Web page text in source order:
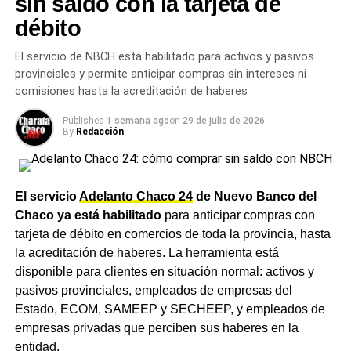
seguí CharataChaco.Net
TEMAS RELACIONADOS
CONCESIÓN RUTAS NACIONALES
LICITACIÓN RUTAS CHACO
LUIS CAPUTO
RED FEDERAL DE CONCESIONES
RN 11 CHACO
RN 16 CHACO
RUTAS NACIONALES CHACO
ACTUALIDAD
Vence el 31 de mayo el plazo para adherirse a la
moratoria de ATP Chaco: cómo regularizar
Rural
Milei bajó las retenciones al trigo, la cebada y la
soja: qué significa para los productores del
Chaco y el NEA
cobran la mínima será cercano al 1,61%, menor al 1,89%
de suba nominal del haber.
Cuánto suben la AUH y las
asignaciones familiares
El incremento del 1,89% también impacta sobre las
asignaciones que administra el organismo. La Asignación
Universal por Hijo (AUH) subirá de $148.049 a
$150.847,13, mientras que la AUH por Discapacidad
pasará de $482.062 a $491.172,97. La Asignación
Familiar por Hijo del primer rango de ingresos se
actualizará de $74.033 a $75.432,22, en tanto que el
pago único por nacimiento subirá a $87.926.
Un trámite cada vez más cerca
en Charata
débito
El servicio de NBCH está habilitado para activos y pasivos
provinciales y permite anticipar compras sin intereses ni
comisiones hasta la acreditación de haberes
Published 1 semana agoon 29 de julio de 2026
By Redacción
El servicioAdelanto Chaco 24de Nuevo Banco del
Chaco ya está habilitadopara anticipar compras con
tarjeta de débito en comercios de toda la provincia, hasta
la acreditación de haberes. La herramienta está
disponible para clientes en situación normal: activos y
pasivos provinciales, empleados de empresas del
Estado, ECOM, SAMEEP y SECHEEP, y empleados de
empresas privadas que perciben sus haberes en la
entidad.